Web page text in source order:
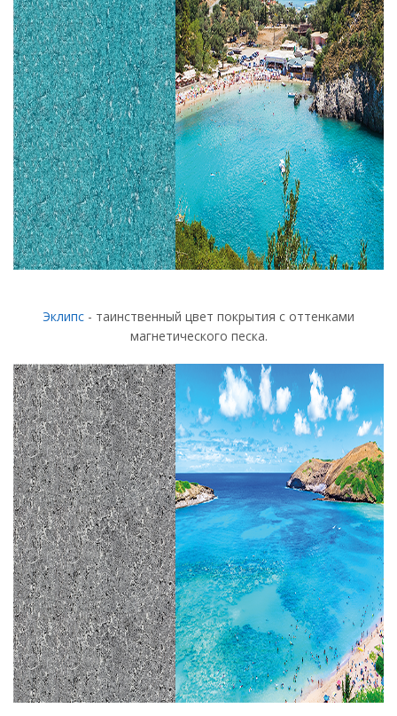
Эклипс - таинственный цвет покрытия с оттенками
магнетического песка.